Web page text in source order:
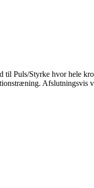
Puls/Styrke hvor hele
Afslutningsvis